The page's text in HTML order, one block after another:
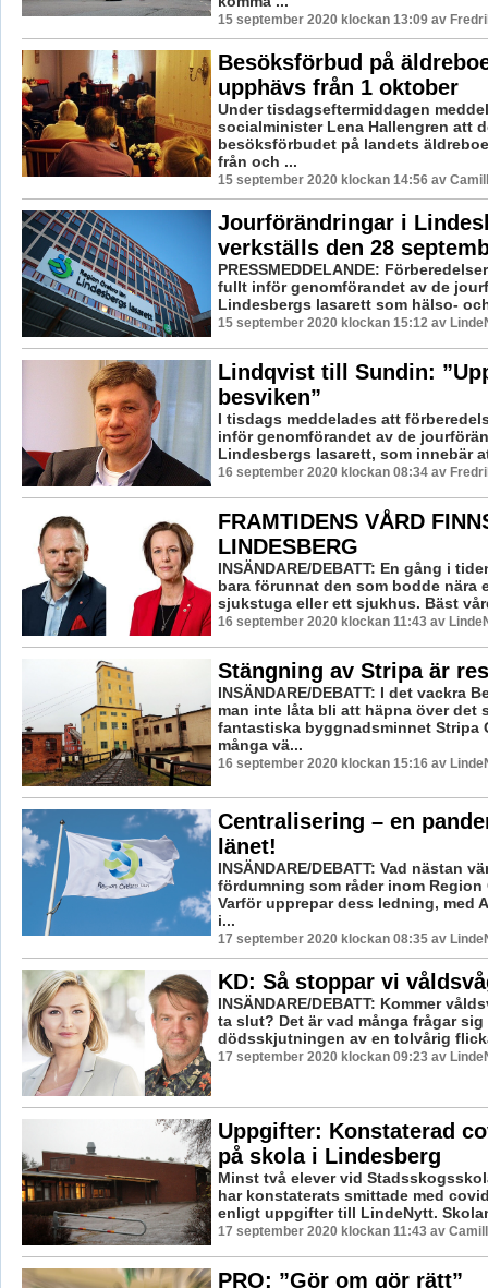
15 september 2020 klockan 13:09 av
Besöksförbud på
upphävs från 1 oktober
Under tisdagseftermiddagen
socialminister Lena Hallengren att
besöksförbudet på landets
från och ...
15 september 2020 klockan 14:56 av
Jourförändringar i
verkställs den 28
PRESSMEDDELANDE:
fullt inför genomförandet av de
Lindesbergs lasarett som hälso-
15 september 2020 klockan 15:12 av
Lindqvist till Sundin:
besviken”
I tisdags meddelades att
inför genomförandet av de
Lindesbergs lasarett, som innebär
16 september 2020 klockan 08:34 av
FRAMTIDENS VÅRD
LINDESBERG
INSÄNDARE/DEBATT: En gång i
bara förunnat den som bodde nära
sjukstuga eller ett sjukhus. Bäst
16 september 2020 klockan 11:43 av
Stängning av Stripa är
INSÄNDARE/DEBATT: I det vackra
man inte låta bli att häpna över det
fantastiska byggnadsminnet Stripa
många vä...
16 september 2020 klockan 15:16 av
Centralisering – en
länet!
INSÄNDARE/DEBATT: Vad nästan
fördumning som råder inom Region
Varför upprepar dess ledning, med
i...
17 september 2020 klockan 08:35 av
KD: Så stoppar vi
INSÄNDARE/DEBATT: Kommer
ta slut? Det är vad många frågar sig
dödsskjutningen av en tolvårig
17 september 2020 klockan 09:23 av
Uppgifter: Konstaterad
på skola i Lindesberg
Minst två elever vid
har konstaterats smittade med
enligt uppgifter till LindeNytt.
17 september 2020 klockan 11:43 av
PRO: ”Gör om gör rätt”